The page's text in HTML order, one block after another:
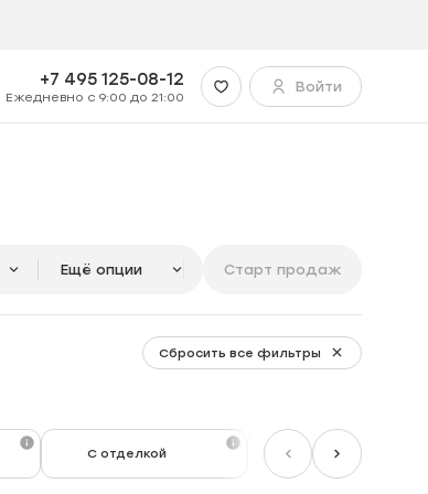
+7 495 125-08-12
Ежедневно с 9:00 до 21:00
Войти
Ещё опции Старт продаж
Сбросить все фильтры
С отделкой Level Premium